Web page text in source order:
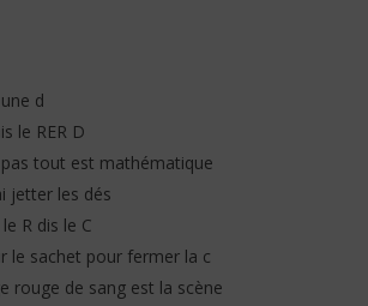
NOW VIEWING
d
le RER D
pas tout est mathématique
jetter les dés
R dis le C
le sachet pour fermer la c
rouge de sang est la scène